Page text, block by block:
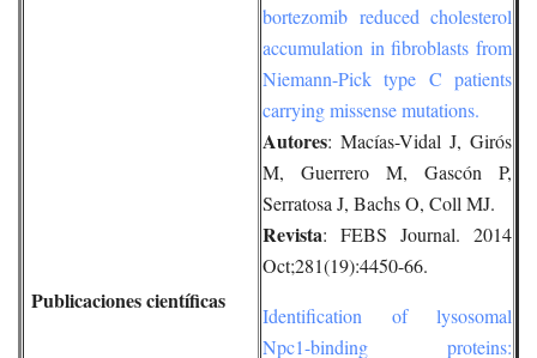
Publicaciones científicas
bortezomib reduced cholesterol
accumulation in fibroblasts from
Niemann-Pick type C patients
carrying missense mutations.
Autores: Macías-Vidal J, Girós
M, Guerrero M, Gascón P,
Serratosa J, Bachs O, Coll MJ.
Revista: FEBS Journal. 2014
Oct;281(19):4450-66.
Identification of lysosomal
Npc1-binding proteins: